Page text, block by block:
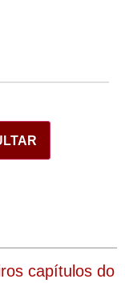
capítulos do